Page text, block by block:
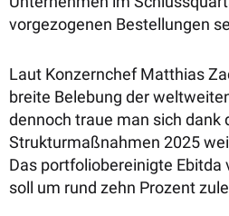
vorgezogenen Bestellungen
Laut Konzernchef Matthias
breite Belebung der
dennoch traue man sich dank
Strukturmaßnahmen 2025
Das portfoliobereinigte Ebitda
soll um rund zehn Prozent